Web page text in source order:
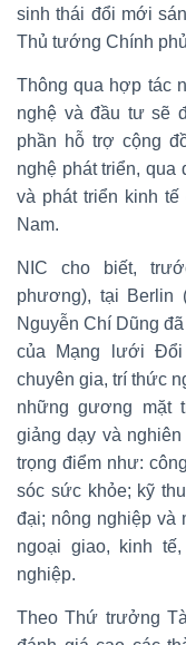
sinh thái đổi mới
Thủ tướng Chính
Thông qua hợp tác
nghệ và đầu tư sẽ
phần hỗ trợ cộng
nghệ phát triển, qua
và phát triển kinh
Nam.
NIC cho biết,
phương), tại Berlin
Nguyễn Chí Dũng
của Mạng lưới
chuyên gia, trí thức
những gương mặt
giảng dạy và
trọng điểm như:
sóc sức khỏe; kỹ
đại; nông nghiệp và
ngoại giao, kinh
nghiệp.
Theo Thứ trưởng